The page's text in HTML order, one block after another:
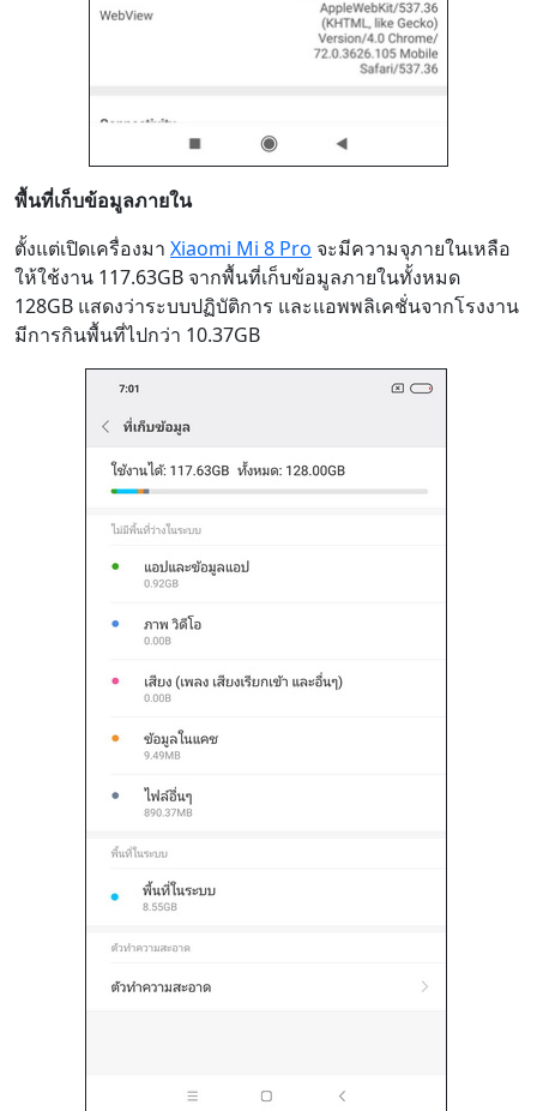
พื้นที่เก็บข้อมูลภายใน
ตั้งแต่เปิดเครื่องมา Xiaomi Mi 8 Pro จะมีความจุภายในเหลือ
ให้ใช้งาน 117.63GB จากพื้นที่เก็บข้อมูลภายในทั้งหมด
128GB แสดงว่าระบบปฏิบัติการ และแอพพลิเคชั่นจากโรงงาน
มีการกินพื้นที่ไปกว่า 10.37GB